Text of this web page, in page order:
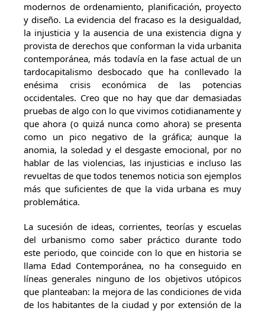
modernos de ordenamiento, planificación, proyecto
y diseño. La evidencia del fracaso es la desigualdad,
la injusticia y la ausencia de una existencia digna y
provista de derechos que conforman la vida urbanita
contemporánea, más todavía en la fase actual de un
tardocapitalismo desbocado que ha conllevado la
enésima crisis económica de las potencias
occidentales. Creo que no hay que dar demasiadas
pruebas de algo con lo que vivimos cotidianamente y
que ahora (o quizá nunca como ahora) se presenta
como un pico negativo de la gráfica; aunque la
anomia, la soledad y el desgaste emocional, por no
hablar de las violencias, las injusticias e incluso las
revueltas de que todos tenemos noticia son ejemplos
más que suficientes de que la vida urbana es muy
problemática.
La sucesión de ideas, corrientes, teorías y escuelas
del urbanismo como saber práctico durante todo
este periodo, que coincide con lo que en historia se
llama Edad Contemporánea, no ha conseguido en
líneas generales ninguno de los objetivos utópicos
que planteaban: la mejora de las condiciones de vida
de los habitantes de la ciudad y por extensión de la